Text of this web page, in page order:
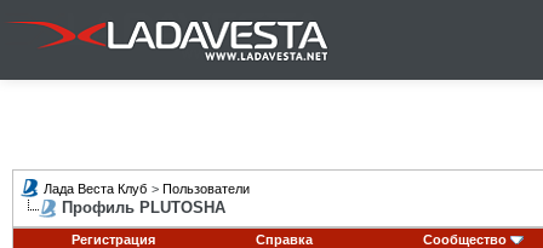
Лада Веста Клуб > Пользователи
Профиль PLUTOSHA
Регистрация Справка Сообщество